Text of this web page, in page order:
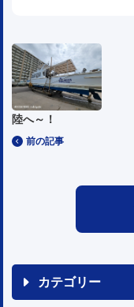
前の記事
陸へ～！
カテゴリー